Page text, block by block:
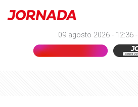
09 agosto 2026 - 12:36 -